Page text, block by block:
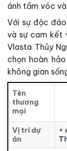
ánh tầm vóc
Với sự độc
và sự cam kết
Vlasta Thủy
chọn hoàn
không gian
Tên
thương
mại
Vị trí dự
án
•